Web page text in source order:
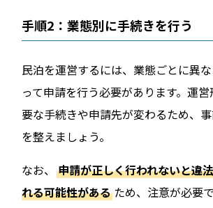
手順2：業態別に手続きを行う
民泊を運営するには、業態ごとに異
って申請を行う必要があります。運
要な手続きや申請先が変わるため、
を整えましょう。
なお、 申請が正しく行われないと違
れる可能性がある ため、注意が必要で